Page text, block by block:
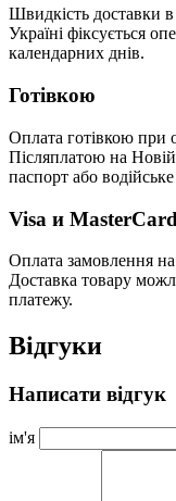
Швидкість доставки
Україні фіксується
календарних днів.
Готівкою
Оплата готівкою при
Післяплатою на
паспорт або
Visa и MasterCard
Оплата замовлення
Доставка товару
платежу.
Відгуки
Написати відгук
ім'я